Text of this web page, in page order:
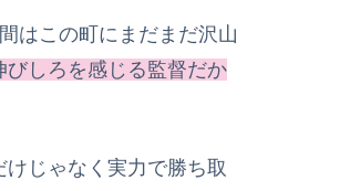
はこの町にまだまだ沢山
しろを感じる監督だか
じゃなく実力で勝ち取